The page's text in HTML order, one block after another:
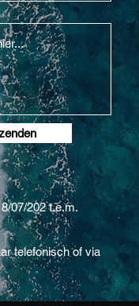
07/202 t.e.m.
telefonisch of via